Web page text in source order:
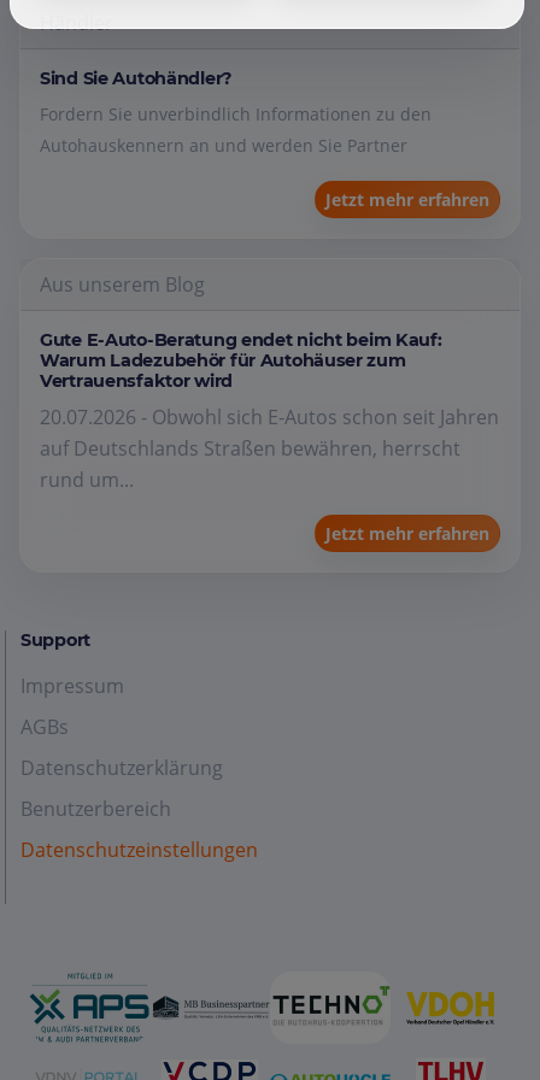
Händler
Sind Sie Autohändler?
Fordern Sie unverbindlich Informationen zu den
Autohauskennern an und werden Sie Partner
Jetzt mehr erfahren
Aus unserem Blog
Gute E-Auto-Beratung endet nicht beim Kauf:
Warum Ladezubehör für Autohäuser zum
Vertrauensfaktor wird
20.07.2026 - Obwohl sich E-Autos schon seit Jahren
auf Deutschlands Straßen bewähren, herrscht
rund um...
Jetzt mehr erfahren
Support
Impressum
AGBs
Datenschutzerklärung
Benutzerbereich
Datenschutzeinstellungen